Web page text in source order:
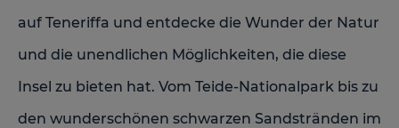
auf Teneriffa und entdecke die Wunder der Natur
und die unendlichen Möglichkeiten, die diese
Insel zu bieten hat. Vom Teide-Nationalpark bis zu
den wunderschönen schwarzen Sandstränden im